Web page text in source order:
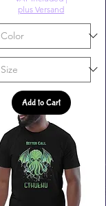
plus Versand
Add to Cart